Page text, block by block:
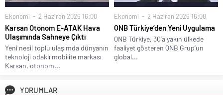
Ekonomi 2 Haziran 2026 16:00
Karsan Otonom E-ATAK Hava
Ulaşımında Sahneye Çıktı
Yeni nesil toplu ulaşımda dünyanın
teknoloji odaklı mobilite markası
Karsan, otonom...
Ekonomi 2 Haziran 2026 16:00
QNB Türkiye’den Yeni Uygulama
QNB Türkiye, 30’a yakın ülkede
faaliyet gösteren QNB Grup’un
global...
YORUMLAR